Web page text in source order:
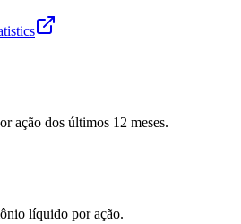
ação dos últimos 12 meses.
líquido por ação.